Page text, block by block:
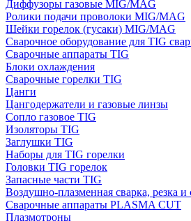
Диффузоры газовые MIG/MAG
Ролики подачи проволоки MIG/MAG
Шейки горелок (гусаки) MIG/MAG
Сварочное оборудование для TIG
Сварочные аппараты TIG
Блоки охлаждения
Сварочные горелки TIG
Цанги
Цангодержатели и газовые линзы
Сопло газовое TIG
Изоляторы TIG
Заглушки TIG
Наборы для TIG горелки
Головки TIG горелок
Запасные части TIG
Воздушно-плазменная сварка, резка и
Сварочные аппараты PLASMA CUT
Плазмотроны